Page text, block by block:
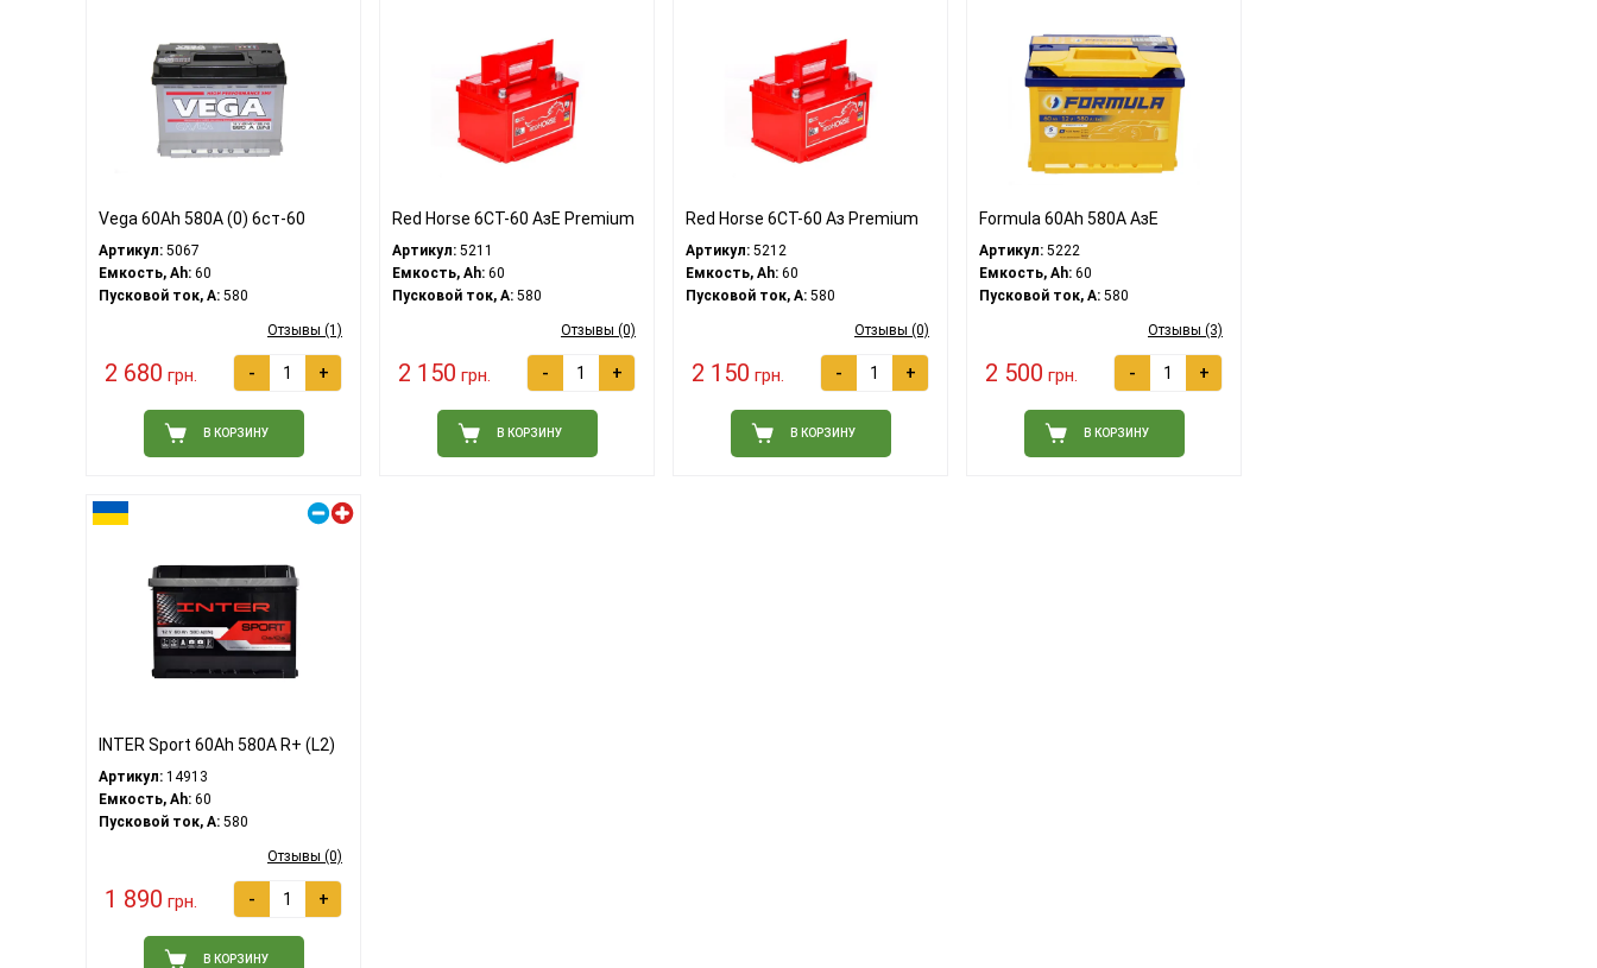
Vega 60Ah 580A (0) 6ст-60
Артикул: 5067
Емкость, Ah: 60
Пусковой ток, A: 580
Отзывы (1)
2 680 грн. - +
В КОРЗИНУ
Red Horse 6СТ-60 АзЕ Premium
Артикул: 5211
Емкость, Ah: 60
Пусковой ток, A: 580
Отзывы (0)
2 150 грн. - +
В КОРЗИНУ
Red Horse 6СТ-60 Аз Premium
Артикул: 5212
Емкость, Ah: 60
Пусковой ток, A: 580
Отзывы (0)
2 150 грн. - +
В КОРЗИНУ
Formula 60Ah 580A АзЕ
Артикул: 5222
Емкость, Ah: 60
Пусковой ток, A: 580
Отзывы (3)
2 500 грн. - +
В КОРЗИНУ
INTER Sport 60Ah 580A R+ (L2)
Артикул: 14913
Емкость, Ah: 60
Пусковой ток, A: 580
Отзывы (0)
1 890 грн. - +
В КОРЗИНУ